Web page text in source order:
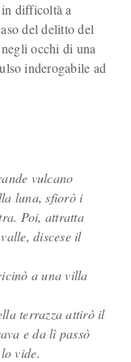
difficoltà a
del delitto del
occhi di una
inderogabile ad
vulcano
luna, sfiorò i
Poi, attratta
discese il
a una villa
terrazza attirò il
e da lì passò
vide.